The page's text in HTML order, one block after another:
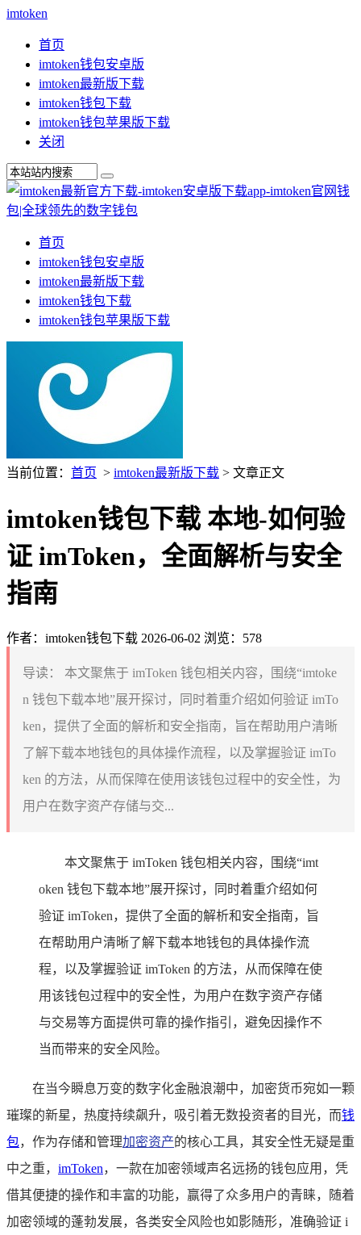
imtoken
首页
imtoken钱包安卓版
imtoken最新版下载
imtoken钱包下载
imtoken钱包苹果版下载
关闭
首页
imtoken钱包安卓版
imtoken最新版下载
imtoken钱包下载
imtoken钱包苹果版下载
当前位置： 首页 > imtoken最新版下载 > 文章正文
imtoken钱包下载 本地-如何验
证 imToken，全面解析与安全
指南
作者：imtoken钱包下载 2026-06-02 浏览：578
导读：
本文聚焦于 imToken 钱包相关内容，围绕“imtoke
n 钱包下载本地”展开探讨，同时着重介绍如何验证 imTo
ken，提供了全面的解析和安全指南，旨在帮助用户清晰
了解下载本地钱包的具体操作流程，以及掌握验证 imTo
ken 的方法，从而保障在使用该钱包过程中的安全性，为
用户在数字资产存储与交...
本文聚焦于 imToken 钱包相关内容，围绕“imt
oken 钱包下载本地”展开探讨，同时着重介绍如何
验证 imToken，提供了全面的解析和安全指南，旨
在帮助用户清晰了解下载本地钱包的具体操作流
程，以及掌握验证 imToken 的方法，从而保障在使
用该钱包过程中的安全性，为用户在数字资产存储
与交易等方面提供可靠的操作指引，避免因操作不
当而带来的安全风险。
在当今瞬息万变的数字化金融浪潮中，加密货币宛如一颗
璀璨的新星，热度持续飙升，吸引着无数投资者的目光，而钱
包，作为存储和管理加密资产的核心工具，其安全性无疑是重
中之重， imToken，一款在加密领域声名远扬的钱包应用，凭
借其便捷的操作和丰富的功能，赢得了众多用户的青睐，随着
加密领域的蓬勃发展，各类安全风险也如影随形，准确验证 i